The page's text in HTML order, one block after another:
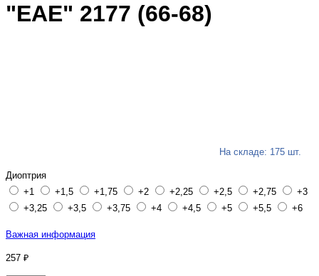
"EAE" 2177 (66-68)
На складе: 175 шт.
Диоптрия
+1
+1,5 +1,75 +2 +2,25 +2,5 +2,75
+3
+3,25
+3,5 +3,75 +4 +4,5 +5 +5,5 +6
Важная информация
257 ₽